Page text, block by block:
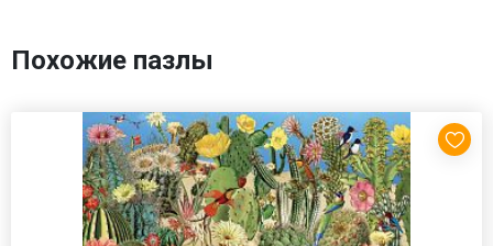
Похожие пазлы